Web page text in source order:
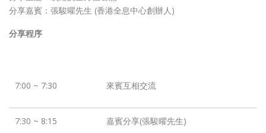
分享嘉賓：張駿曜先生 (香港全息中心創辦人)
分享程序
7:00 ~ 7:30 來賓互相交流
7:30 ~ 8:15 嘉賓分享(張駿曜先生)